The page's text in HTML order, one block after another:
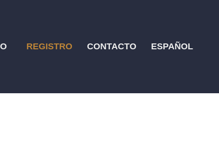
REGISTRO CONTACTO ESPAÑOL